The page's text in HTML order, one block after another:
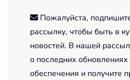
Пожалуйста,
рассылку, чтобы быть в
новостей. В нашей
о последних
обеспечения и получите